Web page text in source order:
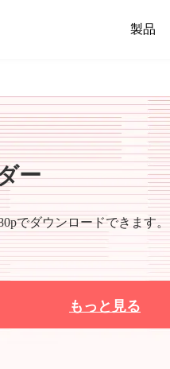
製品
ー
でダウンロードできます。
もっと見る